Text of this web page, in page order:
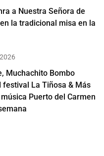
a Nuestra Señora de
la tradicional misa en la
Muchachito Bombo
festival La Tiñosa & Más
Puerto del Carmen